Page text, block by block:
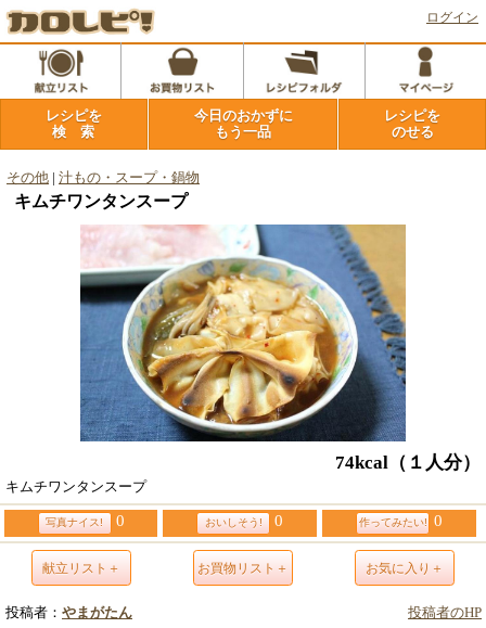
ログイン
レシピを
検 索
今日のおかずに
もう一品
レシピを
のせる
その他 汁もの・スープ・鍋物
キムチワンタンスープ
74kcal （１人分）
キムチワンタンスープ
写真ナイス! 0 おいしそう! 0 作ってみたい! 0
献立リスト＋ お買物リスト＋ お気に入り＋
投稿者のHP
投稿者： やまがたん